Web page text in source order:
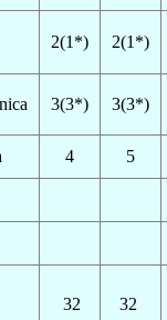
2(1*) 2(1*)
3(3*) 3(3*)
4 5
32 32